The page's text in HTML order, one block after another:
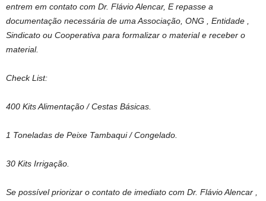
entrem em contato com Dr. Flávio Alencar, E repasse a
documentação necessária de uma Associação, ONG , Entidade ,
Sindicato ou Cooperativa para formalizar o material e receber o
material.
Check List:
400 Kits Alimentação / Cestas Básicas.
1 Toneladas de Peixe Tambaqui / Congelado.
30 Kits Irrigação.
Se possível priorizar o contato de imediato com Dr. Flávio Alencar ,